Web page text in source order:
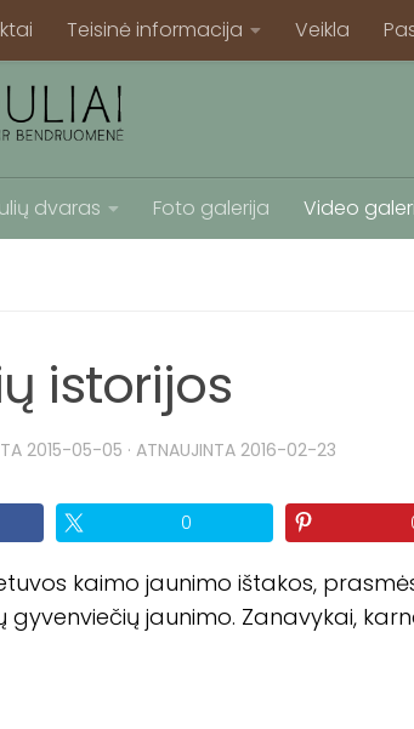
Teisinė informacija Veikla
dvaras Foto galerija Video
istorijos
2015-05-05 · ATNAUJINTA 2016-02-23
0
kaimo jaunimo ištakos,
gyvenviečių jaunimo. Zanavykai,